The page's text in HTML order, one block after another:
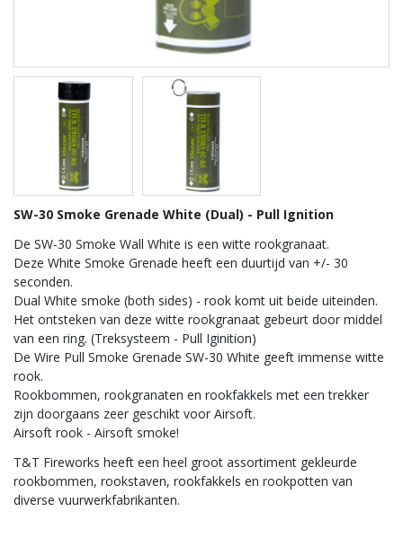
SW-30 Smoke Grenade White (Dual) - Pull Ignition
De SW-30 Smoke Wall White is een witte rookgranaat.
Deze White Smoke Grenade heeft een duurtijd van +/- 30
seconden.
Dual White smoke (both sides) - rook komt uit beide uiteinden.
Het ontsteken van deze witte rookgranaat gebeurt door middel
van een ring. (Treksysteem - Pull Iginition)
De Wire Pull Smoke Grenade SW-30 White geeft immense witte
rook.
Rookbommen, rookgranaten en rookfakkels met een trekker
zijn doorgaans zeer geschikt voor Airsoft.
Airsoft rook - Airsoft smoke!
T&T Fireworks heeft een heel groot assortiment gekleurde
rookbommen, rookstaven, rookfakkels en rookpotten van
diverse vuurwerkfabrikanten.